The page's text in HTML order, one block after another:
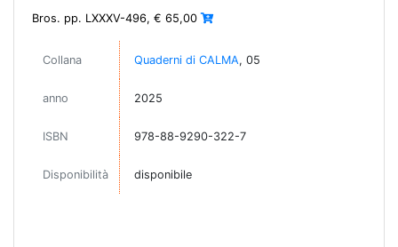
Bros. pp. LXXXV-496, € 65,00
Collana Quaderni di CALMA, 05
anno 2025
ISBN 978-88-9290-322-7
Disponibilità disponibile